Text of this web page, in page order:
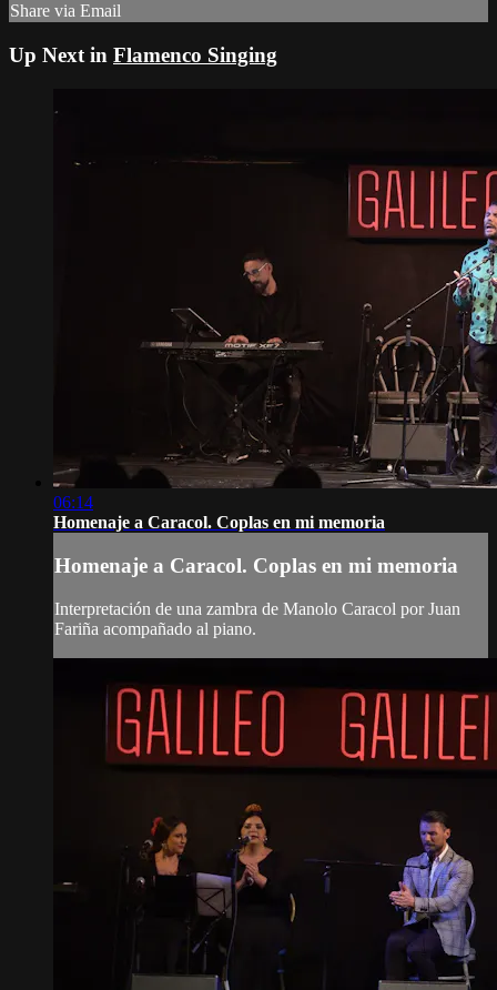
Share via Email
Up Next in Flamenco Singing
06:14
Homenaje a Caracol. Coplas en mi memoria
Homenaje a Caracol. Coplas en mi memoria
Interpretación de una zambra de Manolo Caracol por Juan
Fariña acompañado al piano.